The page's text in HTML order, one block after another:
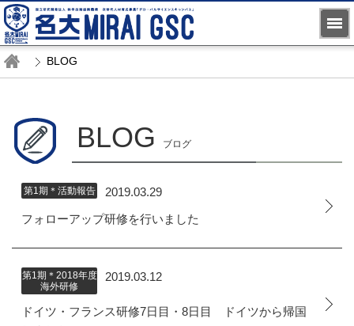
BLOG
BLOG ブログ
第1期＊活動報告
2019.03.29
フォローアップ研修を行いました
第1期＊2018年度
海外研修
2019.03.12
ドイツ・フランス研修7日目・8日目 ドイツから帰国